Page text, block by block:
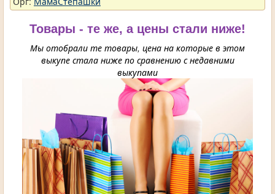
Товары - те же, а цены стали ниже!
Мы отобрали те товары, цена на которые в этом
выкупе стала ниже по сравнению с недавними
выкупами